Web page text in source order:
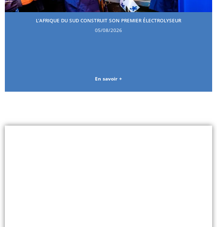
L’AFRIQUE DU SUD CONSTRUIT SON PREMIER ÉLECTROLYSEUR
05/08/2026
En savoir +